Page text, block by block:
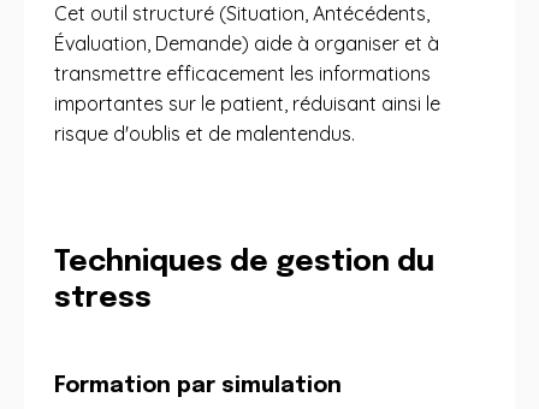
Cet outil structuré (Situation, Antécédents,
Évaluation, Demande) aide à organiser et à
transmettre efficacement les informations
importantes sur le patient, réduisant ainsi le
risque d'oublis et de malentendus.
Techniques de gestion du
stress
Formation par simulation